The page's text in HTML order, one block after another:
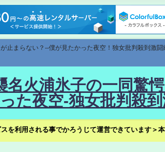
止まらない？--僕が見たかった夜空！独女批判殺到激
火浦氷子の一同驚
た夜空-独女批判殺
を利用される事でかろうじて運営できています＞